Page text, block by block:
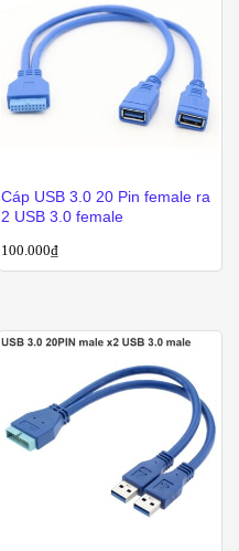
Cáp USB 3.0 20 Pin female ra
2 USB 3.0 female
100.000₫